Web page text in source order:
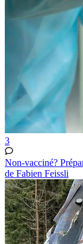
3
Non-vacciné?
de Fabien Feissli